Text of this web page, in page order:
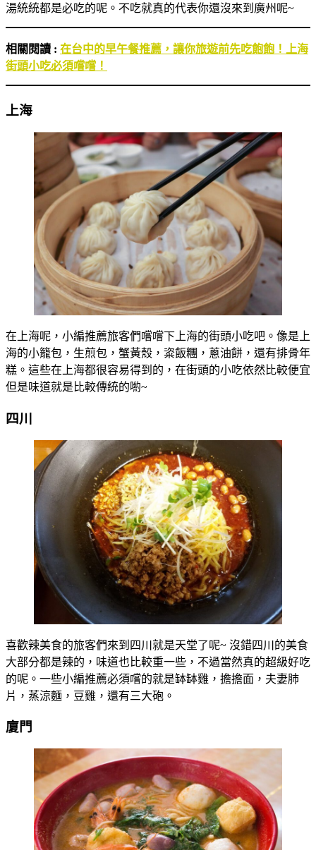
湯統統都是必吃的呢。不吃就真的代表你還沒來到廣州呢~
相關閱讀 : 在台中的早午餐推薦，讓你旅遊前先吃飽飽！上海
街頭小吃必須嚐嚐！
上海
在上海呢，小編推薦旅客們嚐嚐下上海的街頭小吃吧。像是上
海的小籠包，生煎包，蟹黃殼，粢飯糰，蔥油餅，還有排骨年
糕。這些在上海都很容易得到的，在街頭的小吃依然比較便宜
但是味道就是比較傳統的喲~
四川
喜歡辣美食的旅客們來到四川就是天堂了呢~ 沒錯四川的美食
大部分都是辣的，味道也比較重一些，不過當然真的超級好吃
的呢。一些小編推薦必須嚐的就是缽缽雞，擔擔面，夫妻肺
片，蒸涼麵，豆雞，還有三大砲。
廈門